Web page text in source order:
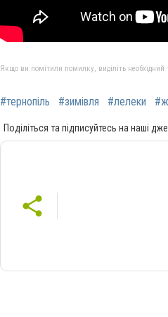
Якщо ви помітили помилку, виділіть необхідний
#тернопіль #зимівля #лелеки
Поділіться та підписуйтесь на наші